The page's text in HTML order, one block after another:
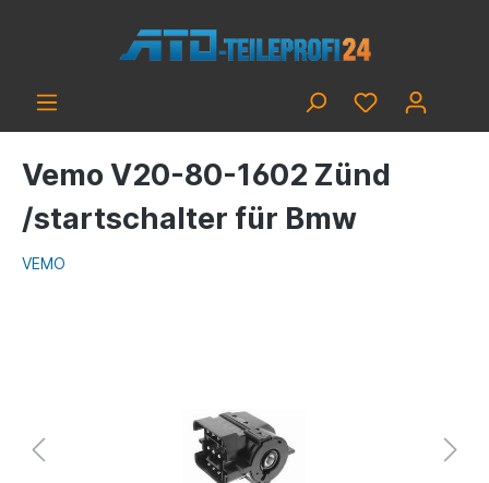
Vemo V20-80-1602 Zünd
/startschalter für Bmw
VEMO